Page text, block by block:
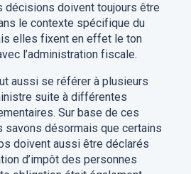
décisions doivent toujours être
le contexte spécifique du
elles fixent en effet le ton
l’administration fiscale.
aussi se référer à plusieurs
suite à différentes
Sur base de ces
savons désormais que certains
doivent aussi être déclarés
d’impôt des personnes